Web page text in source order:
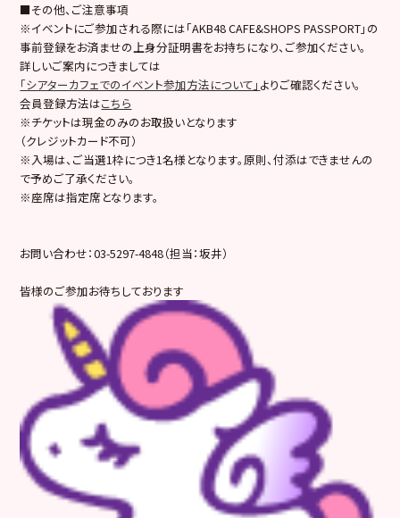
■その他、ご注意事項
※イベントにご参加される際には「AKB48 CAFE&SHOPS PASSPORT」の
事前登録をお済ませの上身分証明書をお持ちになり、ご参加ください。
詳しいご案内につきましては
「シアターカフェでのイベント参加方法について」 よりご確認ください。
会員登録方法はこちら
※チケットは現金のみのお取扱いとなります
（クレジットカード不可）
※入場は、ご当選1枠につき1名様となります。原則、付添はできませんの
で予めご了承ください。
※座席は指定席となります。
お問い合わせ：03-5297-4848（担当：坂井）
皆様のご参加お待ちしております